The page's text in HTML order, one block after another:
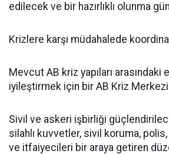
edilecek ve bir hazırlıklı olunma
Krizlere karşı müdahalede
Mevcut AB kriz yapıları arasındaki
iyileştirmek için bir AB Kriz
Sivil ve askeri işbirliği
silahlı kuvvetler, sivil koruma, polis,
ve itfaiyecileri bir araya getiren